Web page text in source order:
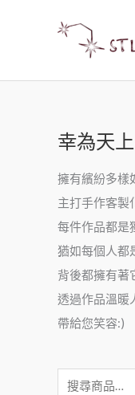
幸為天
擁有繽紛多樣
主打手作客製
每件作品都是
猶如每個人都
背後都擁有著
透過作品溫暖
帶給您笑容:)